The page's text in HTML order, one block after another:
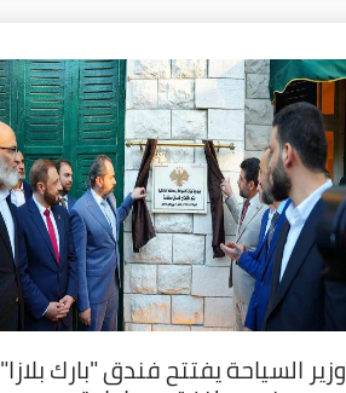
وزير السياحة يفتتح فندق "بارك بلازا"